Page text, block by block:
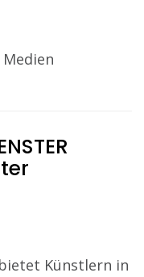
bietet Künstlern in